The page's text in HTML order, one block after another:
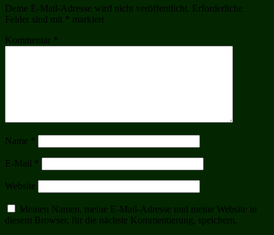
Deine E-Mail-Adresse wird nicht veröffentlicht. Erforderliche
Felder sind mit * markiert
Kommentar *
Name *
E-Mail *
Website
Meinen Namen, meine E-Mail-Adresse und meine Website in
diesem Browser, für die nächste Kommentierung, speichern.